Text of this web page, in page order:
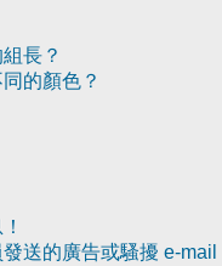
長？
的顏色？
送的廣告或騷擾 e-mail